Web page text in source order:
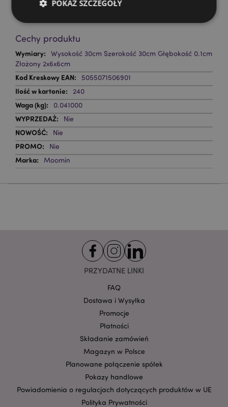
Zapoznaj się z naszymprzewodnik dla kupujących.
Cechy produktu
Więcej
informacji
Wysokość 30cm Szerokość 30cm Głębokość 0.1cm
Złożony 2x6x6cm
5055071506901
240
0.041000
Nie
Nie
Nie
Moomin
PRZYDATNE LINKI
FAQ
Dostawa i Wysyłka
Promocje
Płatności
Składanie zamówień
Magazyn w Polsce
Planowane połączenie spółek
Pokazy handlowe
Powiadomienia o regulacjach dotyczących produktów w UE
Polityka Prywatności
POKAŻ SZCZEGÓŁY
Niezbędne
Funkcjonalność
Niezbędne pliki cookie pozwalają na sprawne
funkcjonowanie strony. Należą do nich loginy
klientów i zarządzanie kontami.
Nazwa
Domena
CookieScriptConsent
.puckator.pl
mage-cache-storage-section-